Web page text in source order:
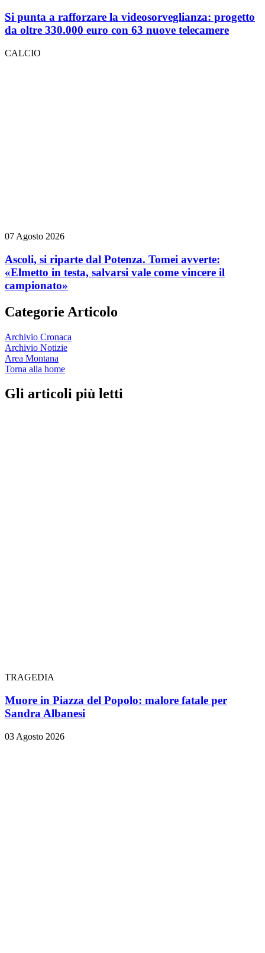
Si punta a rafforzare la videosorveglianza: progetto
da oltre 330.000 euro con 63 nuove telecamere
CALCIO
07 Agosto 2026
Ascoli, si riparte dal Potenza. Tomei avverte:
«Elmetto in testa, salvarsi vale come vincere il
campionato»
Categorie Articolo
Archivio Cronaca
Archivio Notizie
Area Montana
Torna alla home
Gli articoli più letti
TRAGEDIA
Muore in Piazza del Popolo: malore fatale per
Sandra Albanesi
03 Agosto 2026